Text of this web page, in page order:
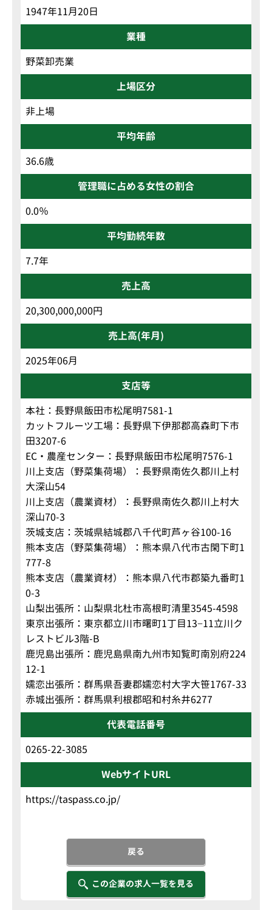
1947年11月20日
業種
野菜卸売業
上場区分
非上場
平均年齢
36.6歳
管理職に占める女性の割合
0.0％
平均勤続年数
7.7年
売上高
20,300,000,000円
売上高(年月)
2025年06月
支店等
本社：長野県飯田市松尾明7581-1
カットフルーツ工場：長野県下伊那郡高森町下市
田3207-6
EC・農産センター：長野県飯田市松尾明7576-1
川上支店（野菜集荷場）：長野県南佐久郡川上村
大深山54
川上支店（農業資材）：長野県南佐久郡川上村大
深山70-3
茨城支店：茨城県結城郡八千代町芦ヶ谷100-16
熊本支店（野菜集荷場）：熊本県八代市古閑下町1
777-8
熊本支店（農業資材）：熊本県八代市郡築九番町1
0-3
山梨出張所：山梨県北杜市高根町清里3545-4598
東京出張所：東京都立川市曙町1丁目13−11立川ク
レストビル3階-B
鹿児島出張所：鹿児島県南九州市知覧町南別府224
12-1
嬬恋出張所：群馬県吾妻郡嬬恋村大字大笹1767-33
赤城出張所：群馬県利根郡昭和村糸井6277
代表電話番号
0265-22-3085
WebサイトURL
https://taspass.co.jp/
戻る
この企業の求人一覧を見る